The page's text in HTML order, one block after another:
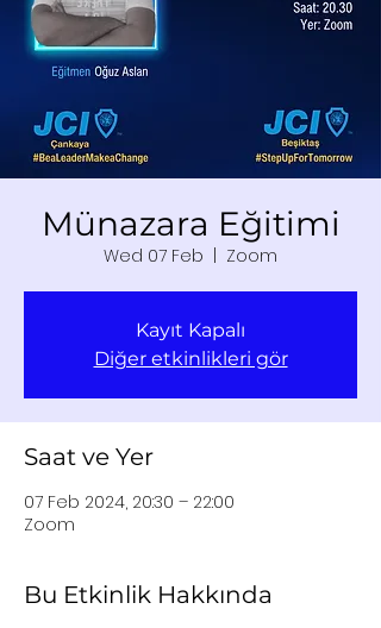
Münazara Eğitimi
Wed 07 Feb Zoom
Kayıt Kapalı
Diğer etkinlikleri gör
Saat ve Yer
07 Feb 2024, 20:30 – 22:00
Zoom
Bu Etkinlik Hakkında